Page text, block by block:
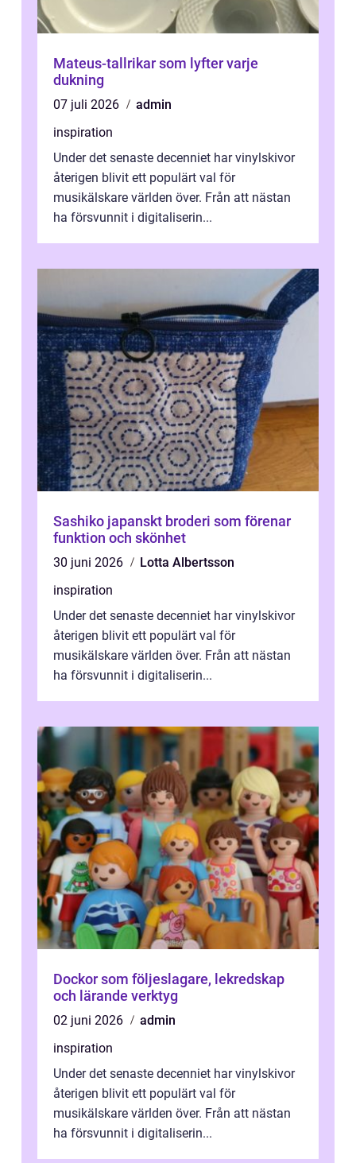
Mateus-tallrikar som lyfter varje
dukning
07 juli 2026
admin
inspiration
Under det senaste decenniet har vinylskivor
återigen blivit ett populärt val för
musikälskare världen över. Från att nästan
ha försvunnit i digitaliserin...
Sashiko japanskt broderi som förenar
funktion och skönhet
30 juni 2026
Lotta Albertsson
inspiration
Under det senaste decenniet har vinylskivor
återigen blivit ett populärt val för
musikälskare världen över. Från att nästan
ha försvunnit i digitaliserin...
Dockor som följeslagare, lekredskap
och lärande verktyg
02 juni 2026
admin
inspiration
Under det senaste decenniet har vinylskivor
återigen blivit ett populärt val för
musikälskare världen över. Från att nästan
ha försvunnit i digitaliserin...